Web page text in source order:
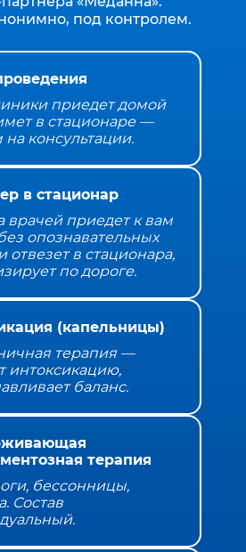
под контролем.
приедет домой
в стационаре —
консультации.
в стационар
врачей приедет к вам
опознавательных
отвезет в стационара,
по дороге.
(капельницы)
терапия —
интоксикацию,
баланс.
терапия
бессонницы,
Состав